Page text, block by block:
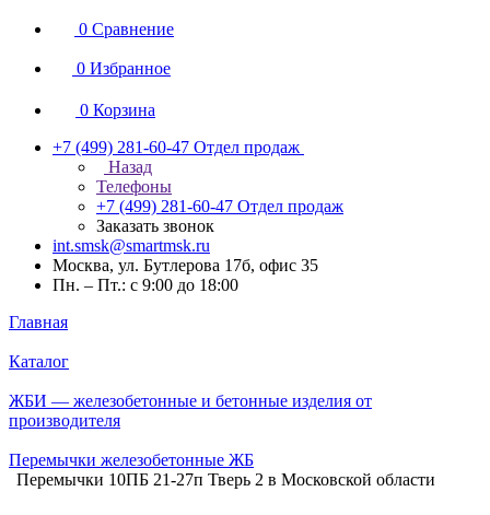
0 Сравнение
0 Избранное
0 Корзина
+7 (499) 281-60-47 Отдел продаж
Назад
Телефоны
+7 (499) 281-60-47 Отдел продаж
Заказать звонок
int.smsk@smartmsk.ru
Москва, ул. Бутлерова 17б, офис 35
Пн. – Пт.: с 9:00 до 18:00
Главная
Каталог
ЖБИ — железобетонные и бетонные изделия от
производителя
Перемычки железобетонные ЖБ
Перемычки 10ПБ 21-27п Тверь 2 в Московской области